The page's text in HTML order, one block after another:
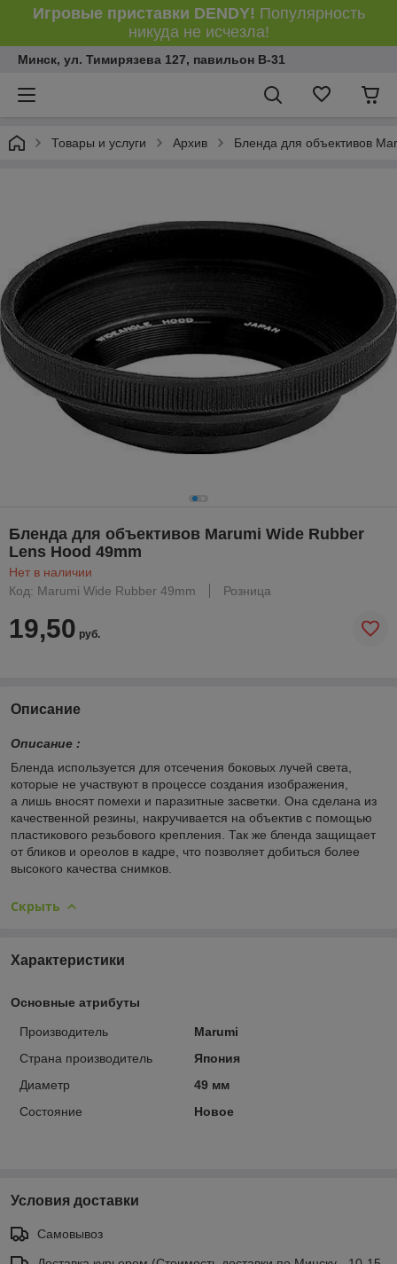
Игровые приставки DENDY! Популярность
никуда не исчезла!
Минск, ул. Тимирязева 127, павильон В-31
Товары и услуги Архив Бленда для объективов
Бленда для объективов Marumi Wide Rubber
Lens Hood 49mm
Нет в наличии
Код: Marumi Wide Rubber 49mm
Розница
19,50 руб.
Описание
Описание :
Бленда используется для отсечения боковых лучей света,
которые не участвуют в процессе создания изображения,
а лишь вносят помехи и паразитные засветки. Она сделана из
качественной резины, накручивается на объектив с помощью
пластикового резьбового крепления. Так же бленда защищает
от бликов и ореолов в кадре, что позволяет добиться более
высокого качества снимков.
Скрыть
Характеристики
Основные атрибуты
Производитель
Marumi
Страна производитель
Япония
Диаметр
49 мм
Состояние
Новое
Условия доставки
Самовывоз